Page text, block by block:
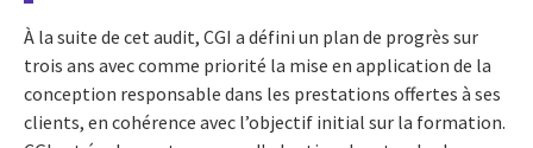
À la suite de cet audit, CGI a défini un plan de progrès sur
trois ans avec comme priorité la mise en application de la
conception responsable dans les prestations offertes à ses
clients, en cohérence avec l’objectif initial sur la formation.